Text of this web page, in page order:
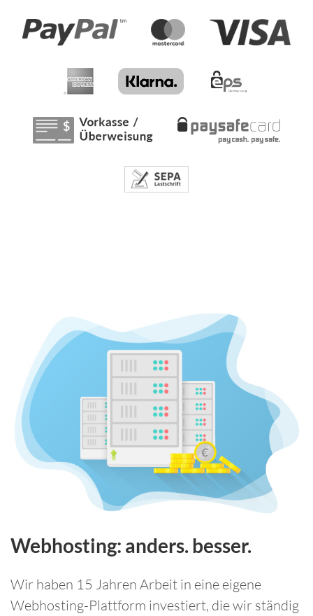
Webhosting: anders. besser.
Wir haben 15 Jahren Arbeit in eine eigene
Webhosting-Plattform investiert, die wir ständig